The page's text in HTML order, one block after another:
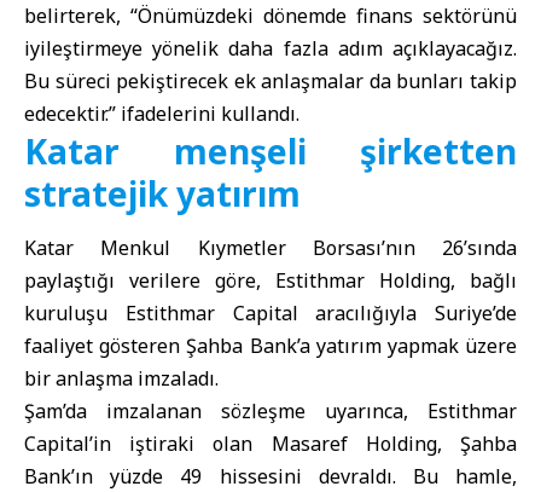
belirterek, “Önümüzdeki dönemde finans sektörünü
iyileştirmeye yönelik daha fazla adım açıklayacağız.
Bu süreci pekiştirecek ek anlaşmalar da bunları takip
edecektir.” ifadelerini kullandı.
Katar menşeli şirketten
stratejik yatırım
Katar Menkul Kıymetler Borsası’nın 26’sında
paylaştığı verilere göre, Estithmar Holding, bağlı
kuruluşu Estithmar Capital aracılığıyla Suriye’de
faaliyet gösteren Şahba Bank’a yatırım yapmak üzere
bir anlaşma imzaladı.
Şam’da imzalanan sözleşme uyarınca, Estithmar
Capital’in iştiraki olan Masaref Holding, Şahba
Bank’ın yüzde 49 hissesini devraldı. Bu hamle,